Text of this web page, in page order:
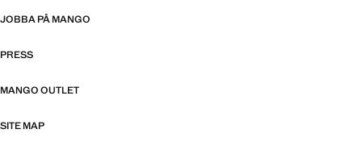
JOBBA PÅ MANGO
PRESS
MANGO OUTLET
SITE MAP